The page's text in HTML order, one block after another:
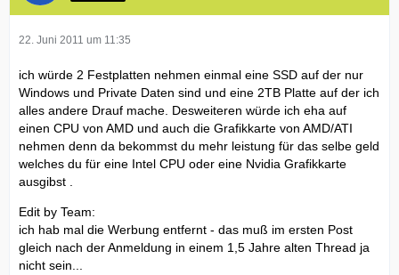
22. Juni 2011 um 11:35
ich würde 2 Festplatten nehmen einmal eine SSD auf der nur
Windows und Private Daten sind und eine 2TB Platte auf der ich
alles andere Drauf mache. Desweiteren würde ich eha auf
einen CPU von AMD und auch die Grafikkarte von AMD/ATI
nehmen denn da bekommst du mehr leistung für das selbe geld
welches du für eine Intel CPU oder eine Nvidia Grafikkarte
ausgibst .
Edit by Team:
ich hab mal die Werbung entfernt - das muß im ersten Post
gleich nach der Anmeldung in einem 1,5 Jahre alten Thread ja
nicht sein...